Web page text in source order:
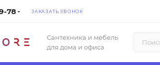
78 ЗАКАЗАТЬ ЗВОНОК
Сантехника и мебель
для дома и офиса